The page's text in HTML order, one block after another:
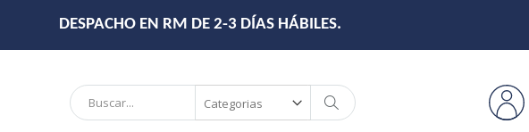
DESPACHO EN RM DE 2-3 DÍAS HÁBILES.
Search